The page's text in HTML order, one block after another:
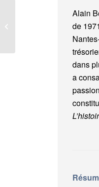
Alain
de
dans
a
Histoire des féminismes
engagements de milit...